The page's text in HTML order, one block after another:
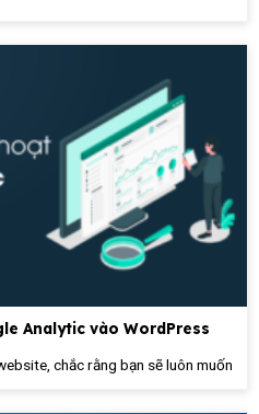
Analytic vào WordPress
chắc rằng bạn sẽ luôn muốn